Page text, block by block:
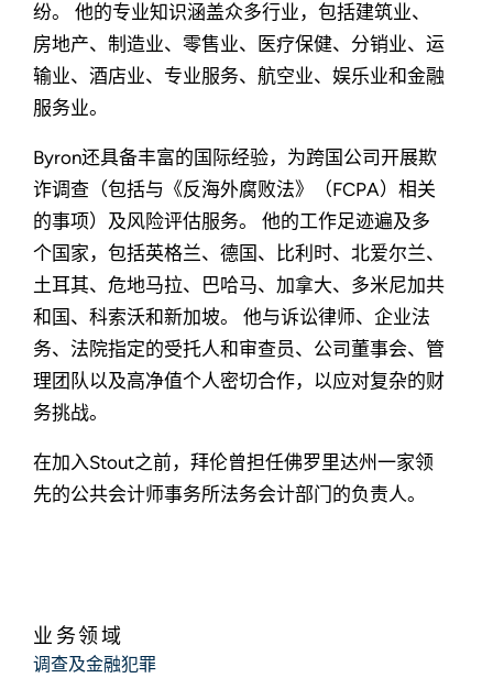
纷。 他的专业知识涵盖众多行业，包括建筑业、
房地产、制造业、零售业、医疗保健、分销业、运
输业、酒店业、专业服务、航空业、娱乐业和金融
服务业。
Byron还具备丰富的国际经验，为跨国公司开展欺
诈调查（包括与《反海外腐败法》（FCPA）相关
的事项）及风险评估服务。 他的工作足迹遍及多
个国家，包括英格兰、德国、比利时、北爱尔兰、
土耳其、危地马拉、巴哈马、加拿大、多米尼加共
和国、科索沃和新加坡。 他与诉讼律师、企业法
务、法院指定的受托人和审查员、公司董事会、管
理团队以及高净值个人密切合作，以应对复杂的财
务挑战。
在加入Stout之前，拜伦曾担任佛罗里达州一家领
先的公共会计师事务所法务会计部门的负责人。
业务领域
调查及金融犯罪